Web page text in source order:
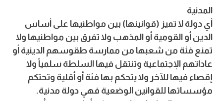
المدنية
أي دولة لا تميز (قوانينها) بين مواطنيها على أساس
الدين أو القومية أو المذهب ولا تفرق بين مواطنيها ولا
تمنع فئة من شعبها من ممارسة طقوسهم الدينية أو
عاداتهم الإجتماعية وتنتقل فيها السلطة سلمياً ولا
إقصاء فيها للآخر ولا يتحكم بها فئة أو أقلية وتحتكم
مؤسساتها للقوانين الوضعية فهي دولة مدنية.